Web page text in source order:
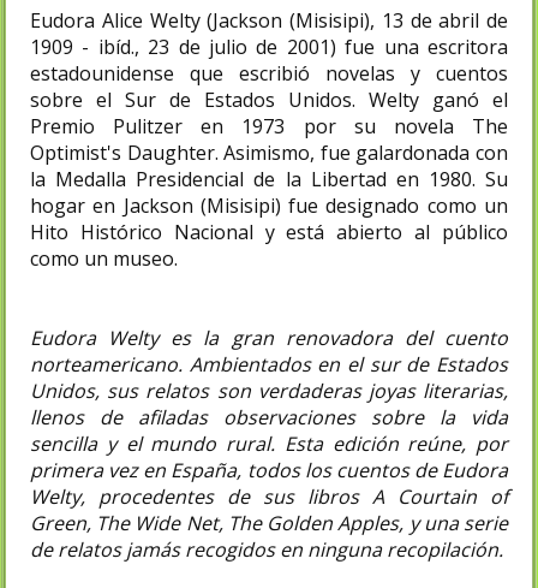
Eudora Alice Welty (Jackson (Misisipi), 13 de abril de
1909 - ibíd., 23 de julio de 2001) fue una escritora
estadounidense que escribió novelas y cuentos
sobre el Sur de Estados Unidos. Welty ganó el
Premio Pulitzer en 1973 por su novela The
Optimist's Daughter. Asimismo, fue galardonada con
la Medalla Presidencial de la Libertad en 1980. Su
hogar en Jackson (Misisipi) fue designado como un
Hito Histórico Nacional y está abierto al público
como un museo.
Eudora Welty es la gran renovadora del cuento
norteamericano. Ambientados en el sur de Estados
Unidos, sus relatos son verdaderas joyas literarias,
llenos de afiladas observaciones sobre la vida
sencilla y el mundo rural. Esta edición reúne, por
primera vez en España, todos los cuentos de Eudora
Welty, procedentes de sus libros A Courtain of
Green, The Wide Net, The Golden Apples, y una serie
de relatos jamás recogidos en ninguna recopilación.